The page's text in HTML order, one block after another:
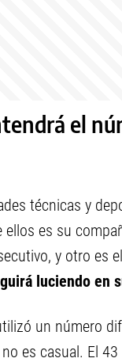
el
técnicas y
ellos es su
y otro es
luciendo en
un número
es casual. El